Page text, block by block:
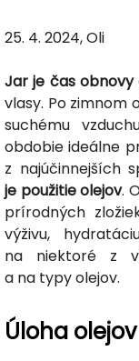
25. 4. 2024, Oli
Jar je čas
vlasy. Po zimnom
suchému
obdobie ideálne
z najúčinnejších
je použitie olejov.
prírodných
výživu,
na niektoré z
a na typy olejov.
Úloha